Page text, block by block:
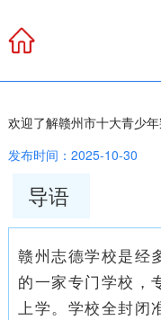
欢迎了解赣州市十大青少
发布时间：2025-10-30
导语
赣州志德学校是经
的一家专门学校，
上学。学校全封闭